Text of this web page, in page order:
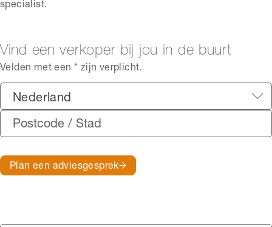
specialist.
Vind een verkoper bij jou in de buurt
Velden met een * zijn verplicht.
Nederland
Plan een adviesgesprek